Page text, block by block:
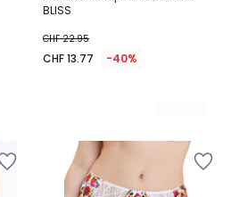
BLISS
CHF 22.95
CHF 13.77 -40%